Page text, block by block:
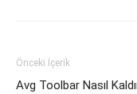
Önceki İçerik
Avg Toolbar Nasıl